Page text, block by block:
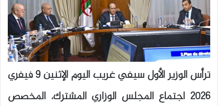
ترأس الوزير الأول سيفي غريب اليوم الإثنين 9 فيفري
2026 اجتماع المجلس الوزاري المشترك، المخصص